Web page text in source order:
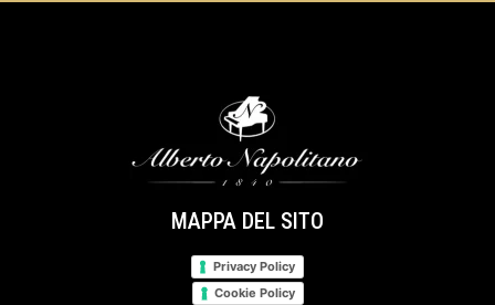
MAPPA DEL SITO
Privacy Policy
Cookie Policy